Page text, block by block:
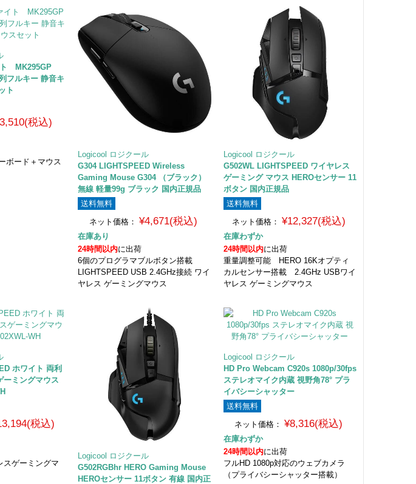
ト MK295GP
フルキー 静音キ
ト
税込)
ボード＋マウス
Logicool ロジクール
G304 LIGHTSPEED Wireless
Gaming Mouse G304 （ブラック）
無線 軽量99g ブラック 国内正規品
送料無料
ネット価格：
¥4,671(税込)
在庫あり
24時間以内に出荷
6個のプログラマブルボタン搭載
LIGHTSPEED USB 2.4GHz接続 ワイ
ヤレス ゲーミングマウス
Logicool ロジクール
G502WL LIGHTSPEED ワイヤレス
ゲーミング マウス HEROセンサー 11
ボタン 国内正規品
送料無料
ネット価格： ¥12,327(税込)
在庫わずか
24時間以内に出荷
重量調整可能 HERO 16Kオプティ
カルセンサー搭載 2.4GHz USBワイ
ヤレス ゲーミングマウス
ホワイト 両利
ーミングマウス
税込)
スゲーミングマ
Logicool ロジクール
G502RGBhr HERO Gaming Mouse
HEROセンサー 11ボタン 有線 国内正
Logicool ロジクール
HD Pro Webcam C920s 1080p/30fps
ステレオマイク内蔵 視野角78° プラ
イバシーシャッター
送料無料
ネット価格：
¥8,316(税込)
在庫わずか
24時間以内に出荷
フルHD 1080p対応のウェブカメラ
（プライバシーシャッター搭載）